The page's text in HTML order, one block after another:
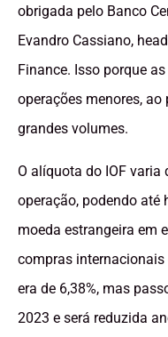
obrigada pelo Banco
Evandro Cassiano,
Finance. Isso porque
operações menores,
grandes volumes.
O alíquota do IOF varia
operação, podendo até
moeda estrangeira em
compras
era de 6,38%, mas
2023 e será reduzida